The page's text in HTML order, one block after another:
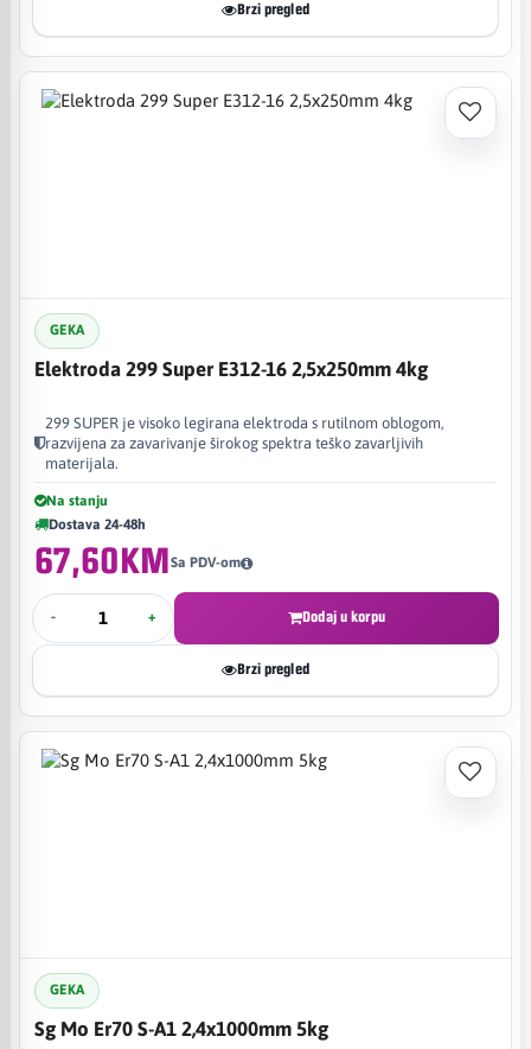
Brzi pregled
GEKA
Elektroda 299 Super E312-16 2,5x250mm 4kg
299 SUPER je visoko legirana elektroda s rutilnom oblogom,
razvijena za zavarivanje širokog spektra teško zavarljivih
materijala.
Na stanju
Dostava 24-48h
67,60KMSa PDV-om
- + Dodaj u korpu
Brzi pregled
GEKA
Sg Mo Er70 S-A1 2,4x1000mm 5kg